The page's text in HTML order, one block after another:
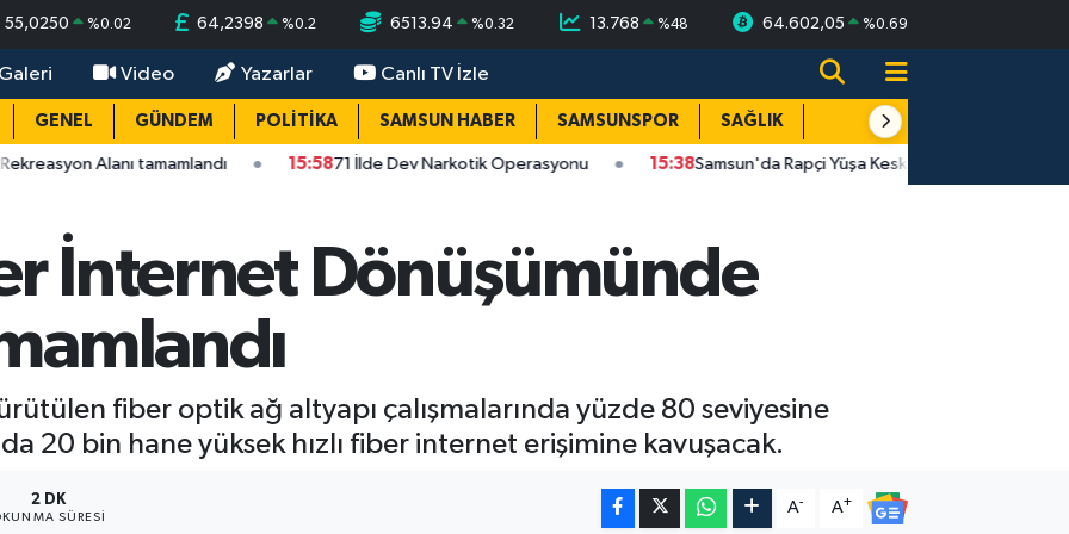
55,0250 %0.02 64,2398 %0.2 6513.94 %0.32 13.768 %48 64.602,05 %0.69
Video Yazarlar Canlı TV İzle
GENEL GÜNDEM POLİTİKA SAMSUN HABER SAMSUNSPOR SAĞLIK TEKNOLOJİ
tamamlandı 15:58 71 İlde Dev Narkotik Operasyonu 15:38 Samsun'da Rapçi Yüşa Keskin Kimdir Neden Gözaltına Alındı?
İnternet Dönüşümünde
fiber optik ağ altyapı çalışmalarında yüzde 80 seviyesine
20 bin hane yüksek hızlı fiber internet erişimine kavuşacak.
2 DK
SÜRESI
A- A+